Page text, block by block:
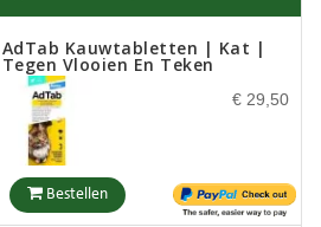
Bestellen
Snaffle Bit Met Shanks
Bestellen
AdTab Kauwtabletten | Kat |
Tegen Vlooien En Teken
€ 29,50
Bestellen